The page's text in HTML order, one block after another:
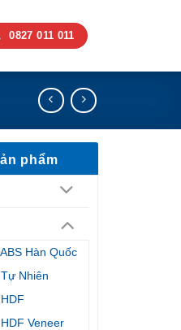
0827 011 011
phẩm
Hàn Quốc
Nhiên
Veneer